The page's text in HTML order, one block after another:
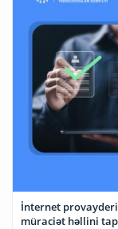
İnternet provayderi
müraciət həllini